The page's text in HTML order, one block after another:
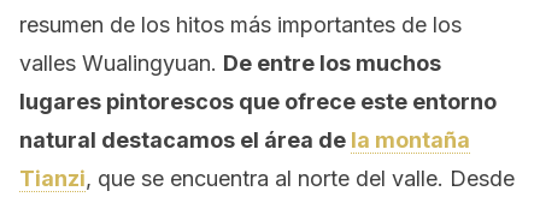
resumen de los hitos más importantes de los
valles Wualingyuan. De entre los muchos
lugares pintorescos que ofrece este entorno
natural destacamos el área de la montaña
Tianzi, que se encuentra al norte del valle. Desde